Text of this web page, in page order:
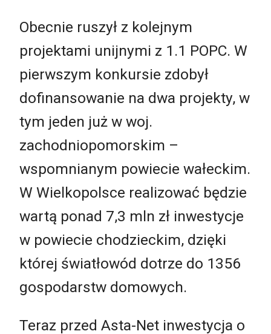
Obecnie ruszył z kolejnym
projektami unijnymi z 1.1 POPC. W
pierwszym konkursie zdobył
dofinansowanie na dwa projekty, w
tym jeden już w woj.
zachodniopomorskim –
wspomnianym powiecie wałeckim.
W Wielkopolsce realizować będzie
wartą ponad 7,3 mln zł inwestycje
w powiecie chodzieckim, dzięki
której światłowód dotrze do 1356
gospodarstw domowych.
Teraz przed Asta-Net inwestycja o